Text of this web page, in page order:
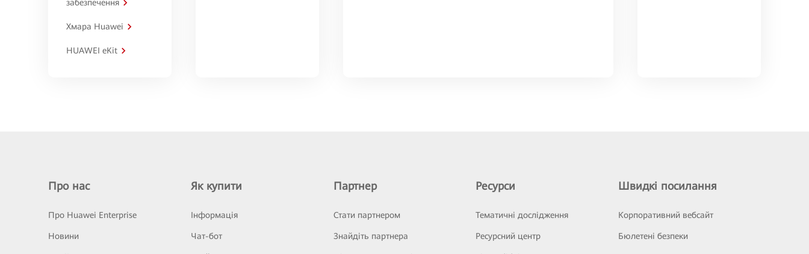
забезпечення
Хмара Huawei
HUAWEI eKit
Про нас
Про Huawei Enterprise
Новини
Як купити
Інформація
Чат-бот
Партнер
Стати партнером
Знайдіть партнера
Ресурси
Тематичні дослідження
Ресурсний центр
Швидкі посилання
Корпоративний вебсайт
Бюлетені безпеки